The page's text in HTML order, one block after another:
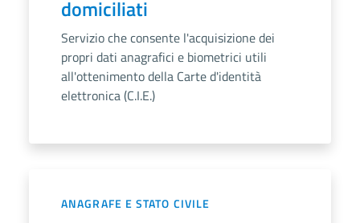
domiciliati
Servizio che consente l'acquisizione dei
propri dati anagrafici e biometrici utili
all'ottenimento della Carte d'identità
elettronica (C.I.E.)
ANAGRAFE E STATO CIVILE